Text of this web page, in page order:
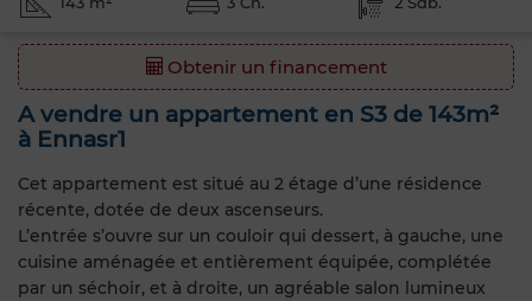
Obtenir un financement
A vendre un appartement en S3 de 143m²
à Ennasr1
Cet appartement est situé au 2 étage d’une résidence
récente, dotée de deux ascenseurs.
L’entrée s’ouvre sur un couloir qui dessert, à gauche, une
cuisine aménagée et entièrement équipée, complétée
par un séchoir, et à droite, un agréable salon lumineux